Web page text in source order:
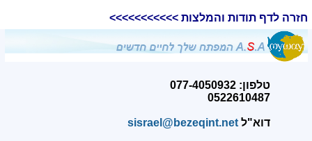
חזרה לדף תודות והמלצות >>>>>>>>>>>
טלפון: 077-4050932
0522610487
דוא"לsisrael@bezeqint.net